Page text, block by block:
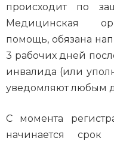
происходит по
Медицинская
помощь, обязана
3 рабочих дней
инвалида (или
уведомляют любым
С момента
начинается